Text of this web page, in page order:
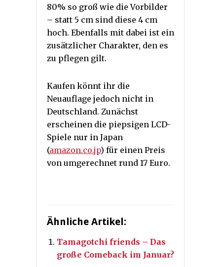
80% so groß wie die Vorbilder
– statt 5 cm sind diese 4 cm
hoch. Ebenfalls mit dabei ist ein
zusätzlicher Charakter, den es
zu pflegen gilt.
Kaufen könnt ihr die
Neuauflage jedoch nicht in
Deutschland. Zunächst
erscheinen die piepsigen LCD-
Spiele nur in Japan
(amazon.co.jp) für einen Preis
von umgerechnet rund 17 Euro.
Ähnliche Artikel:
Tamagotchi friends – Das
große Comeback im Januar?